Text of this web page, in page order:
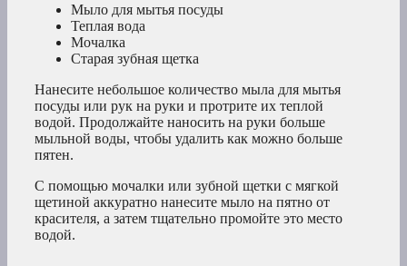
Мыло для мытья посуды
Теплая вода
Мочалка
Старая зубная щетка
Нанесите небольшое количество мыла для мытья
посуды или рук на руки и протрите их теплой
водой. Продолжайте наносить на руки больше
мыльной воды, чтобы удалить как можно больше
пятен.
С помощью мочалки или зубной щетки с мягкой
щетиной аккуратно нанесите мыло на пятно от
красителя, а затем тщательно промойте это место
водой.